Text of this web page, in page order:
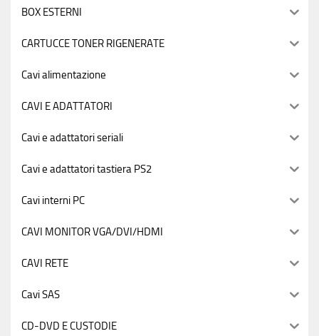
BOX ESTERNI
CARTUCCE TONER RIGENERATE
Cavi alimentazione
CAVI E ADATTATORI
Cavi e adattatori seriali
Cavi e adattatori tastiera PS2
Cavi interni PC
CAVI MONITOR VGA/DVI/HDMI
CAVI RETE
Cavi SAS
CD-DVD E CUSTODIE